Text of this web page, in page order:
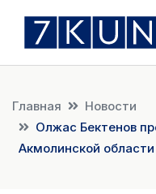
Главная
Новости
Олжас Бектенов
Акмолинской